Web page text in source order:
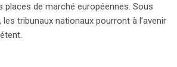
places de marché européennes. Sous
tribunaux nationaux pourront à l’avenir